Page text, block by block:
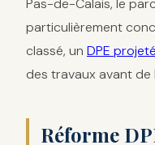
Pas-de-Calais, le
particulièrement
classé, un DPE projeté
des travaux avant de
Réforme